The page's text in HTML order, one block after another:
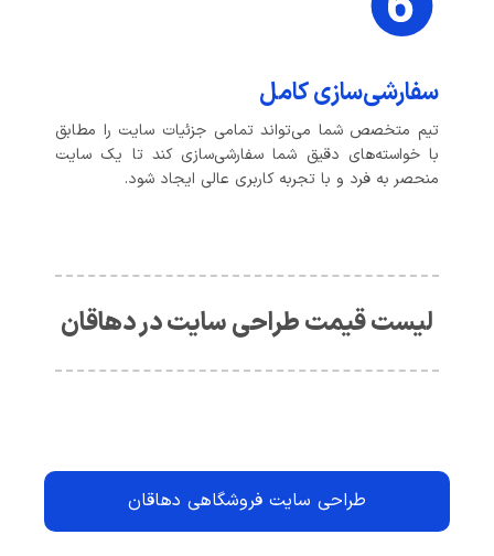
سفارشی‌سازی کامل
تیم متخصص شما می‌تواند تمامی جزئیات سایت را مطابق
با خواسته‌های دقیق شما سفارشی‌سازی کند تا یک سایت
منحصر به فرد و با تجربه کاربری عالی ایجاد شود.
لیست قیمت طراحی سایت در دهاقان
طراحی سایت فروشگاهی دهاقان